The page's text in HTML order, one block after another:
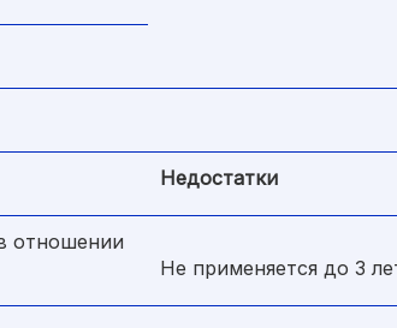
Недостатки
отношении
Не применяется до 3